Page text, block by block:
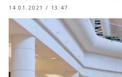
14.01.2021 / 13:47